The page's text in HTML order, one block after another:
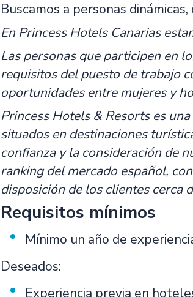
Buscamos a personas
En Princess Hotels Canarias
Las personas que participen en
requisitos del puesto de trabajo
oportunidades entre mujeres y
Princess Hotels & Resorts es
situados en destinaciones
confianza y la consideración de
ranking del mercado español,
disposición de los clientes cerca
Requisitos mínimos
Mínimo un año de
Deseados:
Experiencia previa en